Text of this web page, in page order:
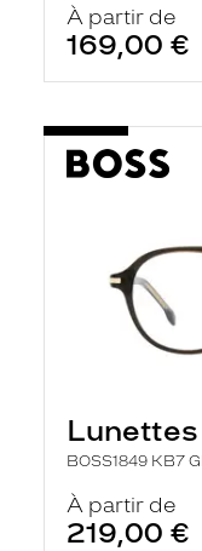
À partir de
169,00 €
BOSS1849 KB7
À partir de
219,00 €